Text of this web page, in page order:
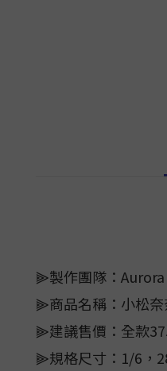
⫸製作團隊：
⫸商品名稱：小松奈
⫸建議售價：全款
⫸規格尺寸：1/6，